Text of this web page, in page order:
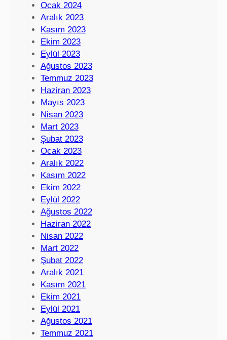
Ocak 2024
Aralık 2023
Kasım 2023
Ekim 2023
Eylül 2023
Ağustos 2023
Temmuz 2023
Haziran 2023
Mayıs 2023
Nisan 2023
Mart 2023
Şubat 2023
Ocak 2023
Aralık 2022
Kasım 2022
Ekim 2022
Eylül 2022
Ağustos 2022
Haziran 2022
Nisan 2022
Mart 2022
Şubat 2022
Aralık 2021
Kasım 2021
Ekim 2021
Eylül 2021
Ağustos 2021
Temmuz 2021